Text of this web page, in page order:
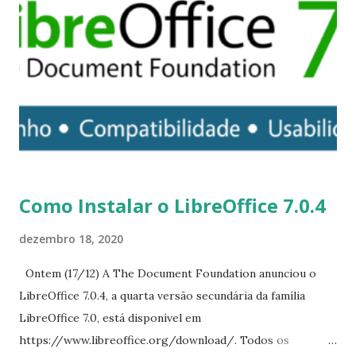
DVD e colocar em uma unidade USB. O suporte UEFI está
disponível durante a instalação com dosfstools, efibootmgr
e grub2-efi / syslinux. Porque todos os bootloaders estão
agora em nossa coleção opt , LILO não é mais instalado
possibilidade de selecionar um carregador de inicialização,
adicionamos um novo menu para configuração.
Como Instalar o LibreOffice 7.0.4
dezembro 18, 2020
Ontem (17/12) A The Document Foundation anunciou o
LibreOffice 7.0.4, a quarta versão secundária da família
LibreOffice 7.0, está disponível em
https://www.libreoffice.org/download/. Todos os